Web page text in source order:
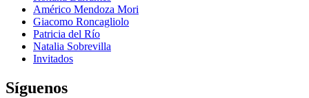
Américo Mendoza Mori
Giacomo Roncagliolo
Patricia del Río
Natalia Sobrevilla
Invitados
Síguenos